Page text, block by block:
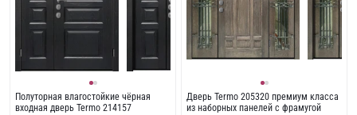
Полуторная влагостойкие чёрная
входная дверь Termo 214157
Дверь Termo 205320 премиум класса
из наборных панелей с фрамугой